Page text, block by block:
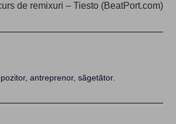
de remixuri – Tiesto (BeatPort.com)
antreprenor, săgetător.